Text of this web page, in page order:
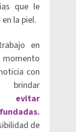
que le
la piel.
en
con
brindar
y evitar
de